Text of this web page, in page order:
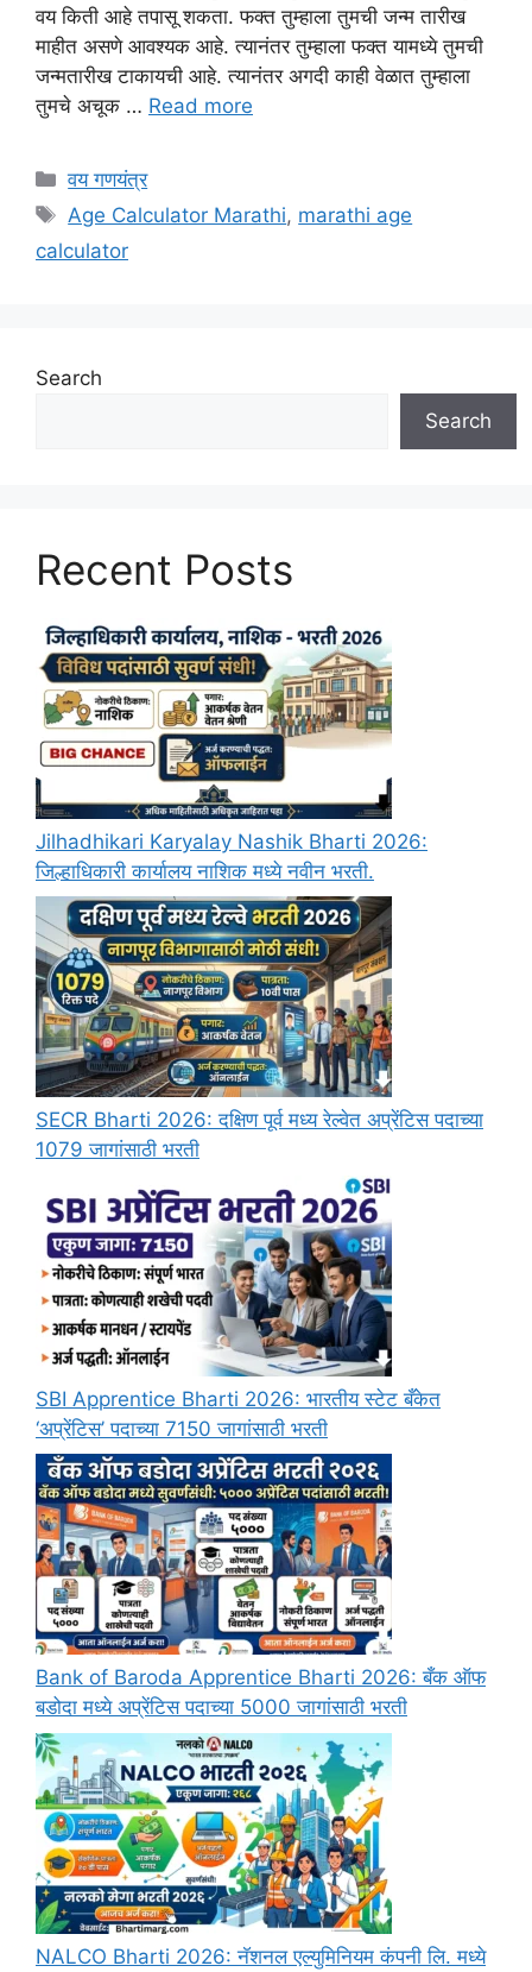
वय किती आहे तपासू शकता. फक्त तुम्हाला तुमची जन्म तारीख
माहीत असणे आवश्यक आहे. त्यानंतर तुम्हाला फक्त यामध्ये तुमची
जन्मतारीख टाकायची आहे. त्यानंतर अगदी काही वेळात तुम्हाला
तुमचे अचूक … Read more
Categories
वय गणयंत्र
Tags
Age Calculator Marathi, marathi age
calculator
Search
Search
Recent Posts
Jilhadhikari Karyalay Nashik Bharti 2026:
जिल्हाधिकारी कार्यालय नाशिक मध्ये नवीन भरती.
SECR Bharti 2026: दक्षिण पूर्व मध्य रेल्वेत अप्रेंटिस पदाच्या
1079 जागांसाठी भरती
SBI Apprentice Bharti 2026: भारतीय स्टेट बँकेत
‘अप्रेंटिस’ पदाच्या 7150 जागांसाठी भरती
Bank of Baroda Apprentice Bharti 2026: बँक ऑफ
बडोदा मध्ये अप्रेंटिस पदाच्या 5000 जागांसाठी भरती
NALCO Bharti 2026: नॅशनल एल्युमिनियम कंपनी लि. मध्ये